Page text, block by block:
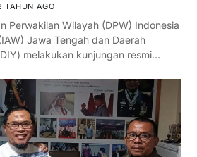
TAHUN AGO
Perwakilan Wilayah (DPW) Indonesia
Jawa Tengah dan Daerah
melakukan kunjungan resmi…